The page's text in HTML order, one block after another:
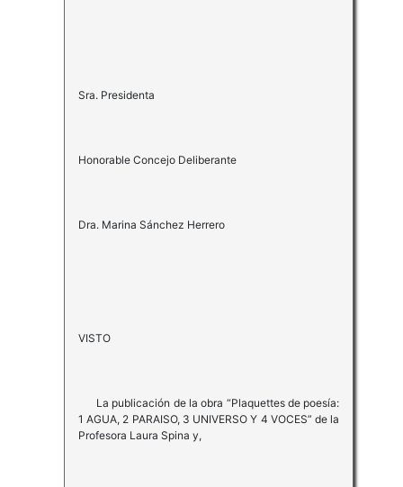
Sra. Presidenta
Honorable Concejo Deliberante
Dra. Marina Sánchez Herrero
VISTO
La publicación de la obra “Plaquettes de poesía:
1 AGUA, 2 PARAISO, 3 UNIVERSO Y 4 VOCES” de la
Profesora Laura Spina y,